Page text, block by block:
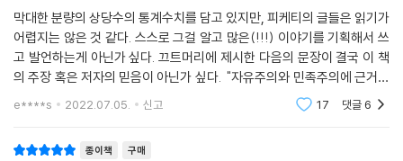
는 정치적-이데올로기적 동역학을 분석한다. 이를 위해 피케티는 ‘불평등
주의체제’와 ‘소유주의 이데올로기’라는 두 개의 핵심 개념을 축으로 역사
속 다양한 사회들을 역사 자료와 통계 데이터로써 종횡하는데, 이로써 그
가 궁극적으로 드러내고자 하는 바는 현대의 극단적인 부의 집중과 불평등
이 고정불변일 수 없다는 점이다.
막대한 분량의 상당수의 통계수치를 담고 있지만, 피케티의 글들은 읽기가
어렵지는 않은 것 같다. 스스로 그걸 알고 많은(!!!) 이야기를 기획해서 쓰
고 발언하는게 아닌가 싶다. 끄트머리에 제시한 다음의 문장이 결국 이 책
의 주장 혹은 저자의 믿음이 아닌가 싶다. "자유주의와 민족주의에 근거한
이데올로기들의 예고된 파산에 직면하여, 진정한 국제주의적 참여사회주
e****s 2022.07.05. 신고 17 댓글6
종이책 구매